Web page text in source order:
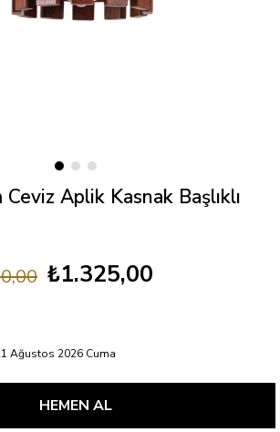
Aplik Kasnak Başlıklı
₺1.325,00
Ağustos 2026 Cuma